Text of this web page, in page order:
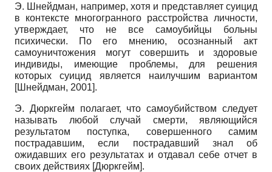
Э. Шнейдман, например, хотя и представляет суицид
в контексте многогранного расстройства личности,
утверждает, что не все самоубийцы больны
психически. По его мнению, осознанный акт
самоуничтожения могут совершить и здоровые
индивиды, имеющие проблемы, для решения
которых суицид является наилучшим вариантом
[Шнейдман, 2001].
Э. Дюркгейм полагает, что самоубийством следует
называть любой случай смерти, являющийся
результатом поступка, совершенного самим
пострадавшим, если пострадавший знал об
ожидавших его результатах и отдавал себе отчет в
своих действиях [Дюркгейм].